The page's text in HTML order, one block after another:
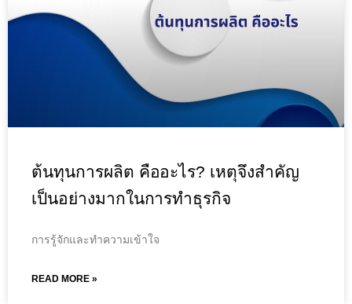
ต้นทุนการผลิต คืออะไร? เหตุจึงสำคัญ
เป็นอย่างมากในการทำธุรกิจ
การรู้จักและทำความเข้าใจ
READ MORE »